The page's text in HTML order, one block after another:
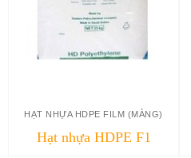
HẠT NHỰA HDPE FILM (MÀNG)
Hạt nhựa HDPE F1